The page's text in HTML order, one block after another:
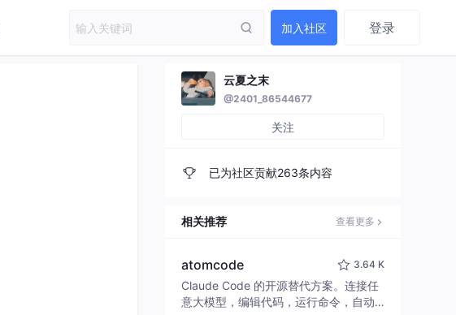
加入社区 登录
云夏之末
@2401_86544677
关注
已为社区贡献263条内容
相关推荐 查看更多
atomcode 3.64 K
Claude Code 的开源替代方案。连接任
意大模型，编辑代码，运行命令，自动